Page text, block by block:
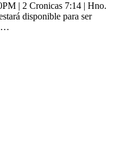
| 2 Cronicas 7:14 | Hno.
disponible para ser